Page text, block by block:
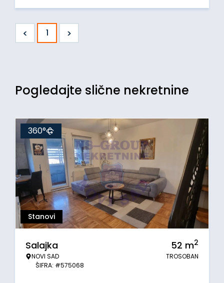
< 1 >
Pogledajte slične nekretnine
Stanovi
360°
Salajka
NOVI SAD
ŠIFRA: #575068
52 m2
TROSOBAN